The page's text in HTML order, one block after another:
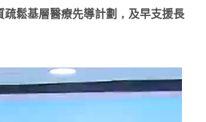
鬆基層醫療先導計劃，及早支援長